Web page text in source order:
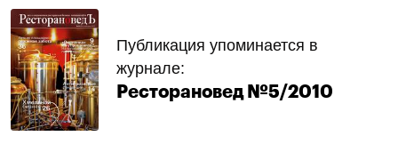
Публикация упоминается в
журнале:
Ресторановед №5/2010